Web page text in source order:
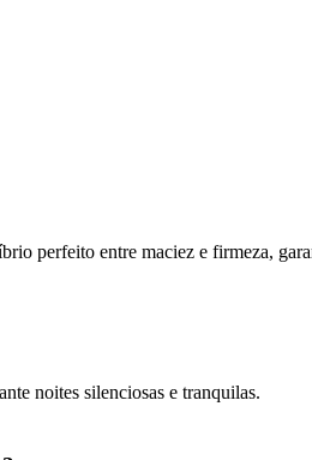
perfeito entre maciez e firmeza,
noites silenciosas e tranquilas.